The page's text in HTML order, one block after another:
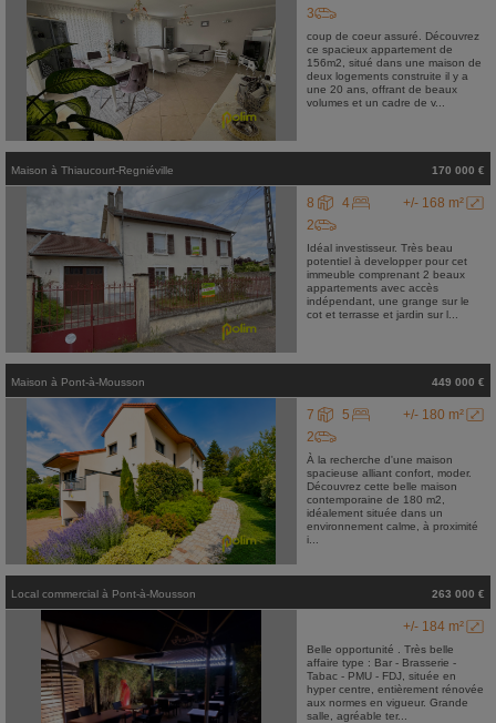
3
coup de coeur assuré. Découvrez
ce spacieux appartement de
156m2, situé dans une maison de
deux logements construite il y a
une 20 ans, offrant de beaux
volumes et un cadre de v...
Maison à Thiaucourt-Regniéville 170 000 €
+/- 168 m²
8
4
2
Idéal investisseur. Très beau
potentiel à developper pour cet
immeuble comprenant 2 beaux
appartements avec accès
indépendant, une grange sur le
cot et terrasse et jardin sur l...
Maison à Pont-à-Mousson 449 000 €
+/- 180 m²
7
5
2
À la recherche d'une maison
spacieuse alliant confort, moder.
Découvrez cette belle maison
contemporaine de 180 m2,
idéalement située dans un
environnement calme, à proximité
i...
Local commercial à Pont-à-Mousson 263 000 €
+/- 184 m²
Belle opportunité . Très belle
affaire type : Bar - Brasserie -
Tabac - PMU - FDJ, située en
hyper centre, entièrement rénovée
aux normes en vigueur. Grande
salle, agréable ter...